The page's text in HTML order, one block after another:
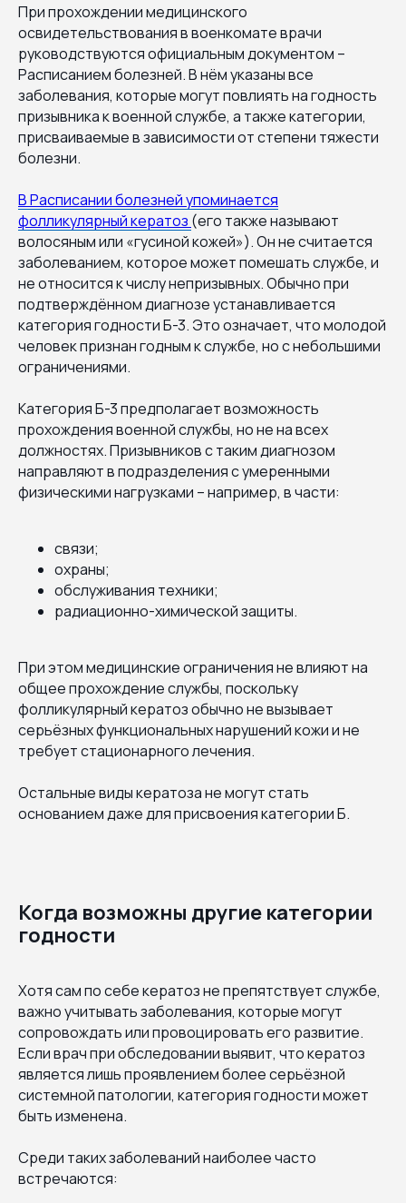
При прохождении медицинского
освидетельствования в военкомате врачи
руководствуются официальным документом –
Расписанием болезней. В нём указаны все
заболевания, которые могут повлиять на годность
призывника к военной службе, а также категории,
присваиваемые в зависимости от степени тяжести
болезни.
В Расписании болезней упоминается
фолликулярный кератоз (его также называют
волосяным или «гусиной кожей»). Он не считается
заболеванием, которое может помешать службе, и
не относится к числу непризывных. Обычно при
подтверждённом диагнозе устанавливается
категория годности Б-3. Это означает, что молодой
человек признан годным к службе, но с небольшими
ограничениями.
Категория Б-3 предполагает возможность
прохождения военной службы, но не на всех
должностях. Призывников с таким диагнозом
направляют в подразделения с умеренными
физическими нагрузками – например, в части:
связи;
охраны;
обслуживания техники;
радиационно-химической защиты.
При этом медицинские ограничения не влияют на
общее прохождение службы, поскольку
фолликулярный кератоз обычно не вызывает
серьёзных функциональных нарушений кожи и не
требует стационарного лечения.
Остальные виды кератоза не могут стать
основанием даже для присвоения категории Б.
Когда возможны другие категории
годности
Хотя сам по себе кератоз не препятствует службе,
важно учитывать заболевания, которые могут
сопровождать или провоцировать его развитие.
Если врач при обследовании выявит, что кератоз
является лишь проявлением более серьёзной
системной патологии, категория годности может
быть изменена.
Среди таких заболеваний наиболее часто
встречаются: